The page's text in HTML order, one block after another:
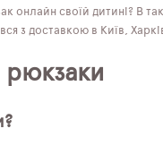
онлайн своїй дитині? В
з доставкою в Київ,
рюкзаки